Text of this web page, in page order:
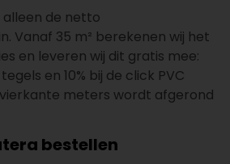
de netto
Vanaf 35 m² berekenen wij het
en leveren wij dit gratis mee:
en 10% bij de click PVC
meters wordt afgerond
bestellen